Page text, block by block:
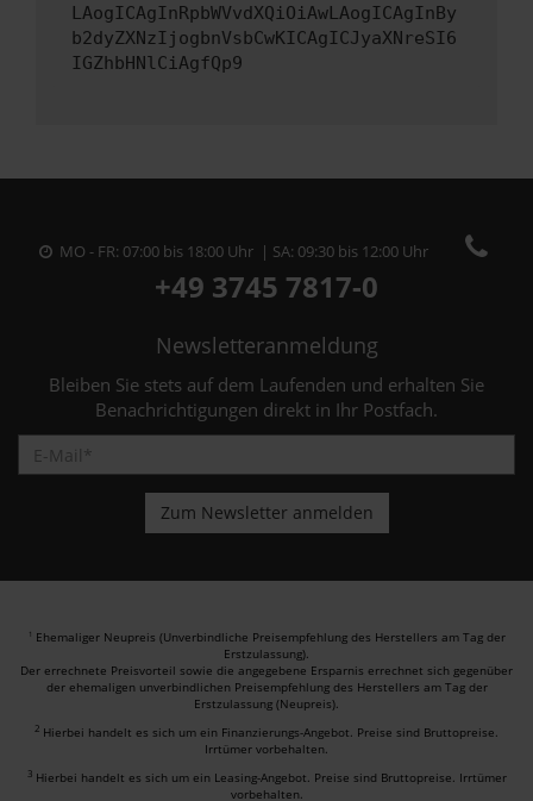
LAogICAgInRpbWVvdXQiOiAwLAogICAgInBy
b2dyZXNzIjogbnVsbCwKICAgICJyaXNreSI6
IGZhbHNlCiAgfQp9
MO - FR: 07:00 bis 18:00 Uhr | SA: 09:30 bis 12:00 Uhr
+49 3745 7817-0
Newsletteranmeldung
Bleiben Sie stets auf dem Laufenden und erhalten Sie
Benachrichtigungen direkt in Ihr Postfach.
1 Ehemaliger Neupreis (Unverbindliche Preisempfehlung des Herstellers am Tag der
Erstzulassung).
Der errechnete Preisvorteil sowie die angegebene Ersparnis errechnet sich gegenüber
der ehemaligen unverbindlichen Preisempfehlung des Herstellers am Tag der
Erstzulassung (Neupreis).
2 Hierbei handelt es sich um ein Finanzierungs-Angebot. Preise sind Bruttopreise.
Irrtümer vorbehalten.
3 Hierbei handelt es sich um ein Leasing-Angebot. Preise sind Bruttopreise. Irrtümer
vorbehalten.